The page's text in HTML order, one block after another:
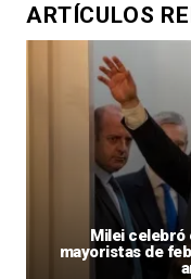
ARTÍCULOS
Milei celebró
mayoristas de